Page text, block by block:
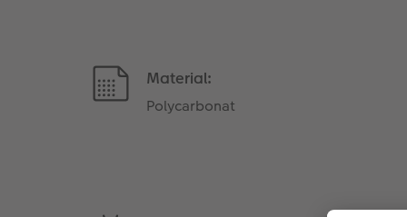
Material:
Polycarbonat